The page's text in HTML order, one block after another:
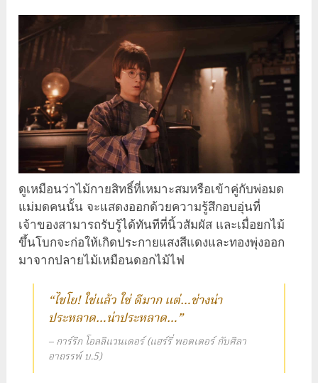
ดูเหมือนว่าไม้กายสิทธิ์ที่เหมาะสมหรือเข้าคู่กับพ่อมด
แม่มดคนนั้น จะแสดงออกด้วยความรู้สึกอบอุ่นที่
เจ้าของสามารถรับรู้ได้ทันทีที่นิ้วสัมผัส และเมื่อยกไม้
ขึ้นโบกจะก่อให้เกิดประกายแสงสีแดงและทองพุ่งออก
มาจากปลายไม้เหมือนดอกไม้ไฟ
“ไชโย! ใช่แล้ว ใช่ ดีมาก แต่…ช่างน่า
ประหลาด…น่าประหลาด…”
– การ์ริก โอลลิแวนเดอร์ (แฮร์รี่ พอตเตอร์ กับศิลา
อาถรรพ์ บ.5)